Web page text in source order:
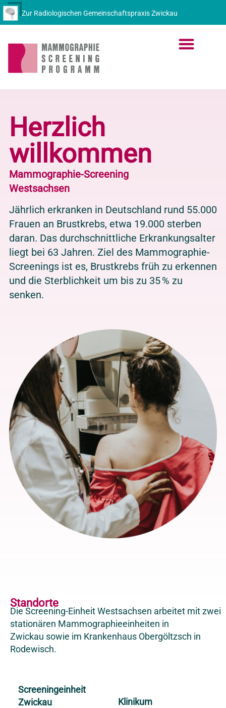
Zur Radiologischen Gemeinschaftspraxis Zwickau
Herzlich
willkommen
Mammographie-Screening
Westsachsen
Jährlich erkranken in Deutschland rund 55.000
Frauen an Brustkrebs, etwa 19.000 sterben
daran. Das durchschnittliche Erkrankungsalter
liegt bei 63 Jahren. Ziel des Mammographie-
Screenings ist es, Brustkrebs früh zu erkennen
und die Sterblichkeit um bis zu 35 % zu
senken.
Standorte
Die Screening-Einheit Westsachsen arbeitet mit zwei
stationären Mammographieeinheiten in
Zwickau sowie im Krankenhaus Obergöltzsch in
Rodewisch.
Screeningeinheit
Zwickau
Klinikum